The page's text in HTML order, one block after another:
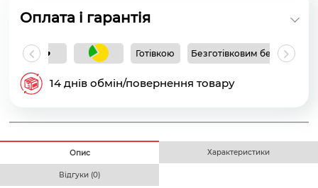
Оплата і гарантія
Готівкою Безготівковим без ПДВ
14 днів обмін/повернення товару
Опис Характеристики
Відгуки (0)